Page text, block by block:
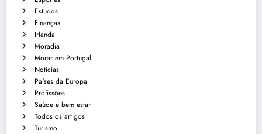
Estudos
Finanças
Irlanda
Moradia
Morar em Portugal
Notícias
Países da Europa
Profissões
Saúde e bem estar
Todos os artigos
Turismo